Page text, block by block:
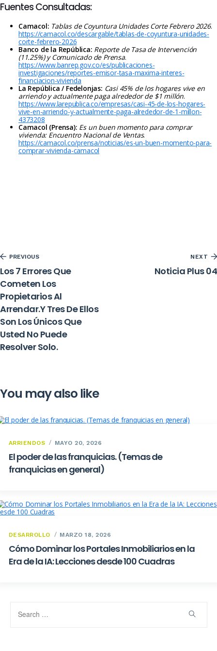
Fuentes Consultadas:
Camacol: Tablas de Coyuntura Unidades Corte Febrero 2026.
https://camacol.co/descargable/tablas-de-coyuntura-unidades-
corte-febrero-2026
Banco de la República: Reporte de Tasa de Intervención
(11.25%) y Comunicado de Prensa.
https://www.banrep.gov.co/es/publicaciones-
investigaciones/reportes-emisor-tasa-maxima-interes-
financiacion-vivienda
La República / Fedelonjas: Casi 45% de los hogares vive en
arriendo y actualmente paga alrededor de $1 millón.
https://www.larepublica.co/empresas/casi-45-de-los-hogares-
vive-en-arriendo-y-actualmente-paga-alrededor-de-1-millon-
4373208
Camacol (Prensa): Es un buen momento para comprar
vivienda: Encuentro Nacional de Ventas.
https://camacol.co/prensa/noticias/es-un-buen-momento-para-
comprar-vivienda-camacol
PREVIOUS
Los 7 Errores Que
Cometen Los
Propietarios Al
Arrendar.Y Tres De Ellos
Son Los Únicos Que
Usted No Puede
Resolver Solo.
NEXT
Noticia Plus 04
You may also like
ARRIENDOS MAYO 20, 2026
El poder de las franquicias. (Temas de
franquicias en general)
DESARROLLO MARZO 18, 2026
Cómo Dominar los Portales Inmobiliarios en la
Era de la IA: Lecciones desde 100 Cuadras